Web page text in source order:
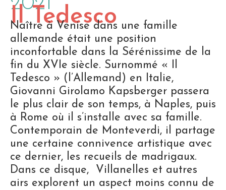
Il Tedesco
Naître à Venise dans une famille
allemande était une position
inconfortable dans la Sérénissime de la
fin du XVIe siècle. Surnommé « Il
Tedesco » (l’Allemand) en Italie,
Giovanni Girolamo Kapsberger passera
le plus clair de son temps, à Naples, puis
à Rome où il s’installe avec sa famille.
Contemporain de Monteverdi, il partage
une certaine connivence artistique avec
ce dernier, les recueils de madrigaux.
Dans ce disque, Villanelles et autres
airs explorent un aspect moins connu de